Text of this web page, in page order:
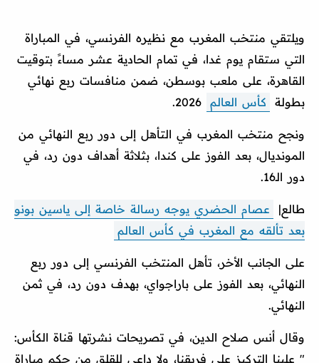
ويلتقي منتخب المغرب مع نظيره الفرنسي، في المباراة
التي ستقام يوم غدا، في تمام الحادية عشر مساءً بتوقيت
القاهرة، على ملعب بوسطن، ضمن منافسات ربع نهائي
بطولة
كأس العالم
ونجح منتخب المغرب في التأهل إلى دور ربع النهائي من
المونديال، بعد الفوز على كندا، بثلاثة أهداف دون رد، في
دور الـ16.
طالع|
عصام الحضري يوجه رسالة خاصة إلى ياسين بونو
بعد تألقه مع المغرب في كأس العالم
على الجانب الأخر، تأهل المنتخب الفرنسي إلى دور ربع
النهائي، بعد الفوز على باراجواي، بهدف دون رد، في ثمن
النهائي.
وقال أنس صلاح الدين، في تصريحات نشرتها قناة الكأس:
" علينا التركيز على فريقنا، ولا داعي للقلق من حكم مباراة